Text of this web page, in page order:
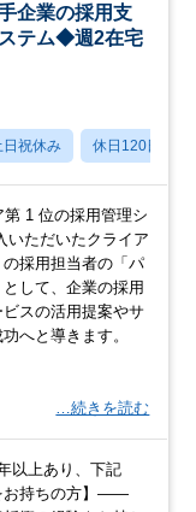
企業の採用支
テム◆週2在宅
日祝休み 休日120日以上
1 位の採用管理シ
いただいたクライア
採用担当者の「パ
して、企業の採用
スの活用提案やサ
へと導きます。
…続きを読む
以上あり、下記
お持ちの方】――